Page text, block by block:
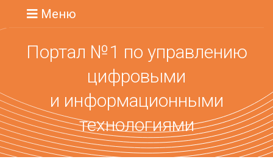
Меню
Портал №1 по управлению
цифровыми
и информационными
технологиями